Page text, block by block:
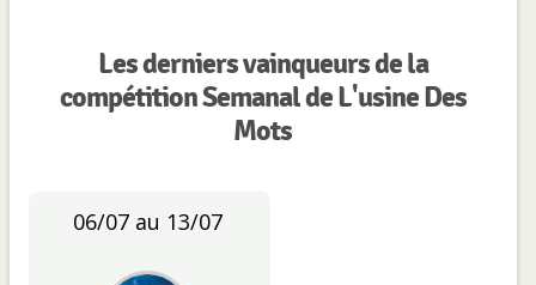
Les derniers vainqueurs de la
compétition Semanal de L'usine Des
Mots
06/07 au 13/07